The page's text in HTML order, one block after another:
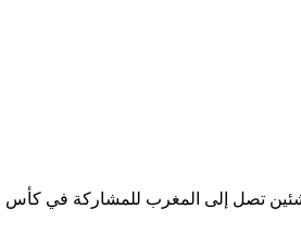
تصل إلى المغرب للمشاركة في كأس